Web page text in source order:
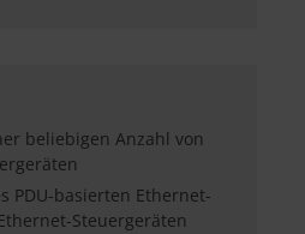
beliebigen Anzahl von
PDU-basierten Ethernet-
Steuergeräten